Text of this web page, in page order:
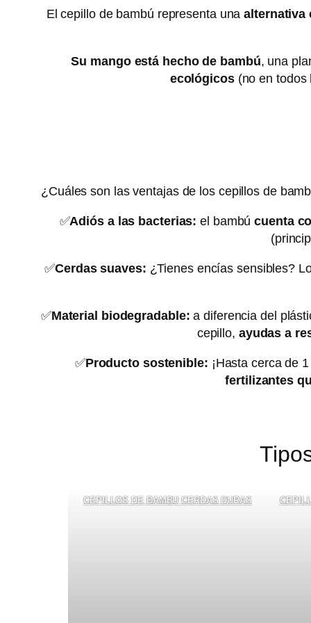
El cepillo de bambú representa unaalternativa
Su mango está hecho de bambú, una
ecológicos(no en todos
¿Cuáles son las ventajas de los cepillos de
✅Adiós a las bacterias: el bambúcuenta
✅Cerdas suaves: ¿Tienes encías sensibles?
✅Material biodegradable: a diferencia del
cepillo, ayudas a
✅Producto sostenible: ¡Hasta cerca de
fertilizantes
CEPILLOS DE BAMBU CERDAS DURAS